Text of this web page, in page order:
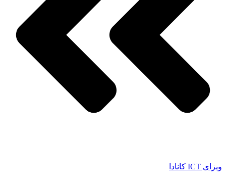
ویزای ICT کانادا